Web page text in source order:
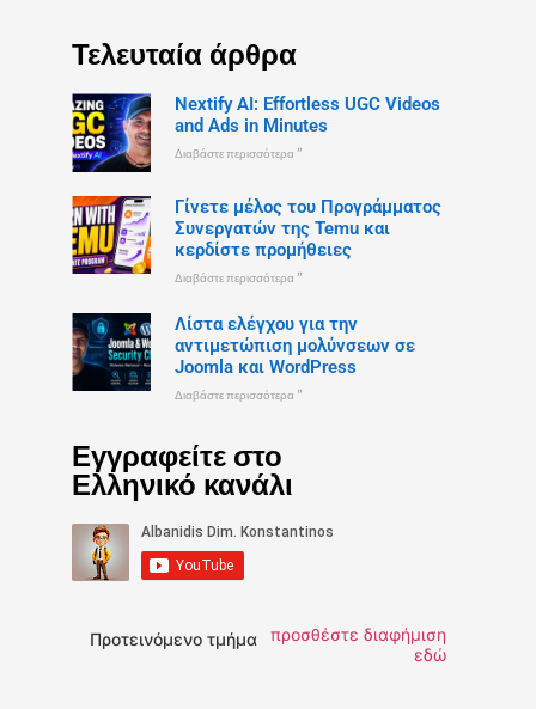
Τελευταία άρθρα
Nextify AI: Effortless UGC Videos
and Ads in Minutes
Διαβάστε περισσότερα "
Γίνετε μέλος του Προγράμματος
Συνεργατών της Temu και
κερδίστε προμήθειες
Διαβάστε περισσότερα "
Λίστα ελέγχου για την
αντιμετώπιση μολύνσεων σε
Joomla και WordPress
Διαβάστε περισσότερα "
Εγγραφείτε στο
Ελληνικό κανάλι
Προτεινόμενο τμήμα
προσθέστε διαφήμιση
εδώ